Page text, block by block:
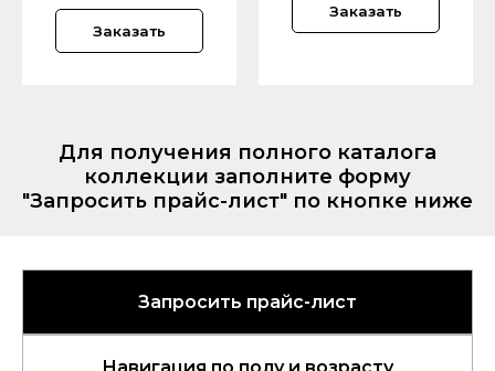
Заказать
Заказать
Для получения полного каталога
коллекции заполните форму
"Запросить прайс-лист" по кнопке ниже
Запросить прайс-лист